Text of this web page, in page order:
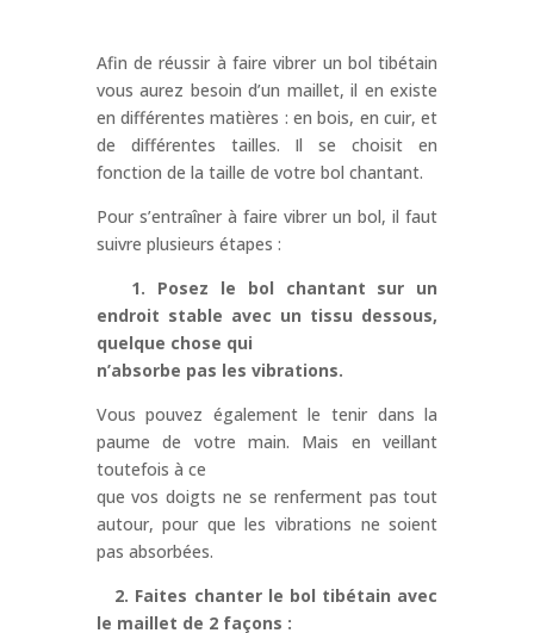
Afin de réussir à faire vibrer un bol tibétain
vous aurez besoin d’un maillet, il en existe
en différentes matières : en bois, en cuir, et
de différentes tailles. Il se choisit en
fonction de la taille de votre bol chantant.
Pour s’entraîner à faire vibrer un bol, il faut
suivre plusieurs étapes :
1. Posez le bol chantant sur un
endroit stable avec un tissu dessous,
quelque chose qui
n’absorbe pas les vibrations.
Vous pouvez également le tenir dans la
paume de votre main. Mais en veillant
toutefois à ce
que vos doigts ne se renferment pas tout
autour, pour que les vibrations ne soient
pas absorbées.
2. Faites chanter le bol tibétain avec
le maillet de 2 façons :